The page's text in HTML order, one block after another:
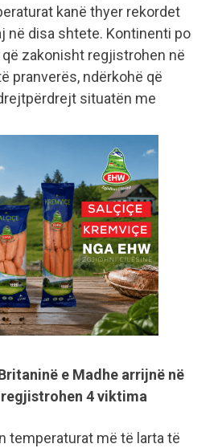
kanë thyer rekordet
në disa shtete. Kontinenti po
zakonisht regjistrohen në
pranverës, ndërkohë që
situatën me
e Madhe arrijnë në
4 viktima
temperaturat më të larta të